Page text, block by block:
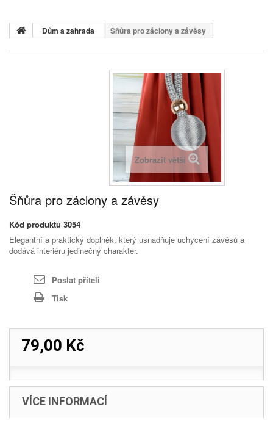
Dům a zahrada Šňůra pro záclony a závěsy
Zobrazit větší
Šňůra pro záclony a závěsy
Kód produktu 3054
Elegantní a praktický doplněk, který usnadňuje uchycení závěsů a
dodává interiéru jedinečný charakter.
Poslat příteli
Tisk
79,00 Kč
VÍCE INFORMACÍ